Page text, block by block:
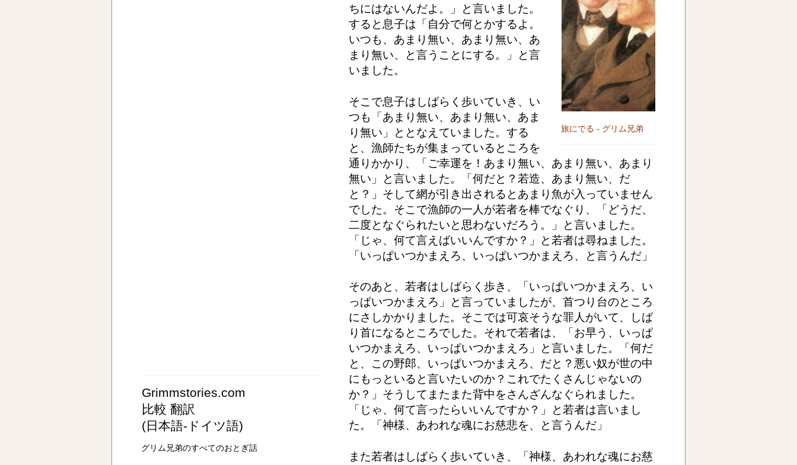
Grimmstories.com
比較 翻訳
(日本語-ドイツ語)
グリム兄弟のすべてのおとぎ話
旅にでる - グリム兄弟
ちにはないんだよ。」と言いました。
すると息子は「自分で何とかするよ。
いつも、あまり無い、あまり無い、あ
まり無い、と言うことにする。」と言
いました。
そこで息子はしばらく歩いていき、い
つも「あまり無い、あまり無い、あま
り無い」ととなえていました。する
と、漁師たちが集まっているところを
通りかかり、「ご幸運を！あまり無い、あまり無い、あまり
無い」と言いました。「何だと？若造、あまり無い、だ
と？」そして網が引き出されるとあまり魚が入っていません
でした。そこで漁師の一人が若者を棒でなぐり、「どうだ、
二度となぐられたいと思わないだろう。」と言いました。
「じゃ、何て言えばいいんですか？」と若者は尋ねました。
「いっぱいつかまえろ、いっぱいつかまえろ、と言うんだ」
そのあと、若者はしばらく歩き、「いっぱいつかまえろ、い
っぱいつかまえろ」と言っていましたが、首つり台のところ
にさしかかりました。そこでは可哀そうな罪人がいて、しば
り首になるところでした。それで若者は、「お早う、いっぱ
いつかまえろ、いっぱいつかまえろ」と言いました。「何だ
と、この野郎、いっぱいつかまえろ、だと？悪い奴が世の中
にもっといると言いたいのか？これでたくさんじゃないの
か？」そうしてまたまた背中をさんざんなぐられました。
「じゃ、何て言ったらいいんですか？」と若者は言いまし
た。「神様、あわれな魂にお慈悲を、と言うんだ」
また若者はしばらく歩いていき、「神様、あわれな魂にお慈